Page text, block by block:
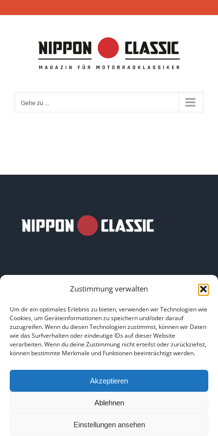
Zustimmung verwalten
Um dir ein optimales Erlebnis zu bieten, verwenden wir Technologien wie
Cookies, um Geräteinformationen zu speichern und/oder darauf
zuzugreifen. Wenn du diesen Technologien zustimmst, können wir Daten
wie das Surfverhalten oder eindeutige IDs auf dieser Website
verarbeiten. Wenn du deine Zustimmung nicht erteilst oder zurückziehst,
können bestimmte Merkmale und Funktionen beeinträchtigt werden.
Akzeptieren
Ablehnen
Einstellungen ansehen
Inhalt
Gehe zu ...
HOME|ÜBER UNS|IMPRESSUM |DATENSCHUTZ
BILDNACHWEISE
Copyright 2025